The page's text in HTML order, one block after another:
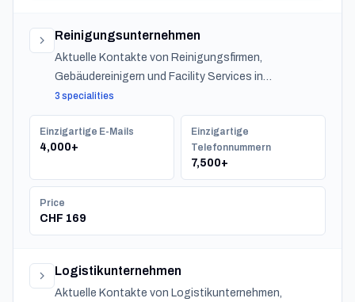
Reinigungsunternehmen
Aktuelle Kontakte von Reinigungsfirmen,
Gebäudereinigern und Facility Services in
Switzerland.
3 specialities
Einzigartige E-Mails
4,000+
Einzigartige
Telefonnummern
7,500+
Price
CHF 169
Logistikunternehmen
Aktuelle Kontakte von Logistikunternehmen,